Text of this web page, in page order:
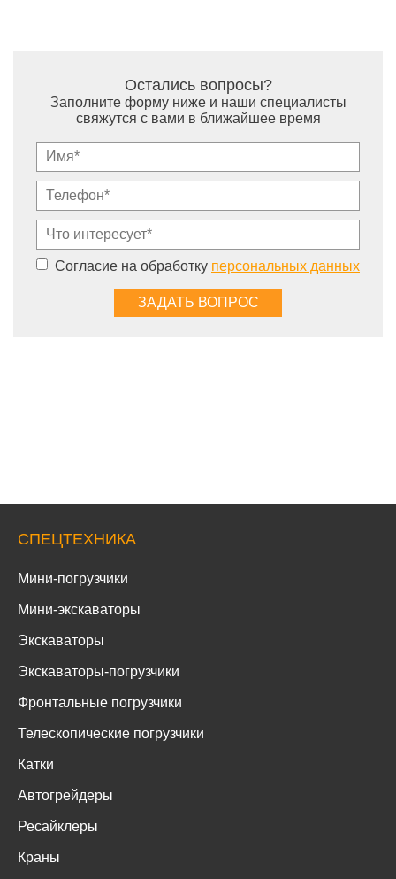
Остались вопросы?
Заполните форму ниже и наши специалисты
свяжутся с вами в ближайшее время
Согласие на обработку персональных данных
СПЕЦТЕХНИКА
Мини-погрузчики
Мини-экскаваторы
Экскаваторы
Экскаваторы-погрузчики
Фронтальные погрузчики
Телескопические погрузчики
Катки
Автогрейдеры
Ресайклеры
Краны